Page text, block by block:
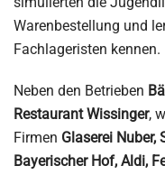
Warenbestellung und
Fachlageristen kennen.
Neben den Betrieben
Restaurant Wissinger,
Firmen Glaserei Nuber,
Bayerischer Hof, Aldi,